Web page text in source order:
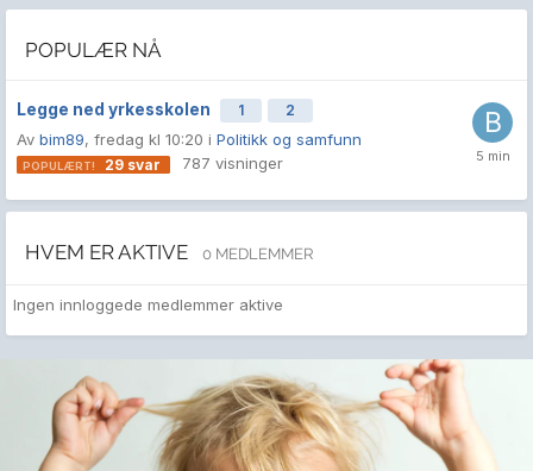
POPULÆR NÅ
Legge ned yrkesskolen 1 2
Av bim89, fredag kl 10:20 i Politikk og samfunn
29 svar 787 visninger
HVEM ER AKTIVE 0 MEDLEMMER
Ingen innloggede medlemmer aktive